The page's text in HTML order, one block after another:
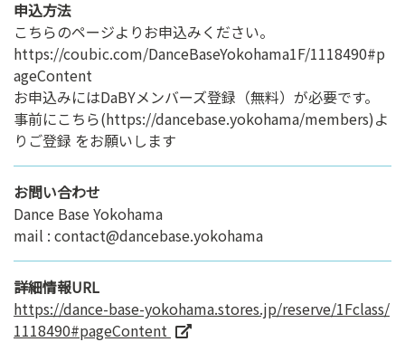
申込方法
こちらのページよりお申込みください。
https://coubic.com/DanceBaseYokohama1F/1118490#p
ageContent
お申込みにはDaBYメンバーズ登録（無料）が必要です。
事前にこちら(https://dancebase.yokohama/members)よ
りご登録 をお願いします
お問い合わせ
Dance Base Yokohama
mail : contact@dancebase.yokohama
詳細情報URL
https://dance-base-yokohama.stores.jp/reserve/1Fclass/
1118490#pageContent